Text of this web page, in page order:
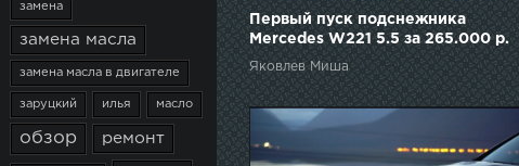
замена
замена масла
замена масла в двигателе
заруцкий илья масло
обзор ремонт
Первый пуск подснежника
Mercedes W221 5.5 за 265.000 р.
Эпизод 8.
Яковлев Миша